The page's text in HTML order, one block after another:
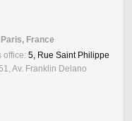
France
office: 5, Rue Saint Philippe
Av. Franklin Delano